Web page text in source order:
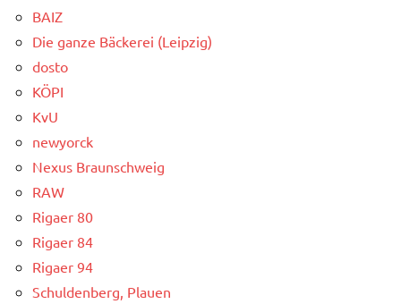
BAIZ
Die ganze Bäckerei (Leipzig)
dosto
KÖPI
KvU
newyorck
Nexus Braunschweig
RAW
Rigaer 80
Rigaer 84
Rigaer 94
Schuldenberg, Plauen